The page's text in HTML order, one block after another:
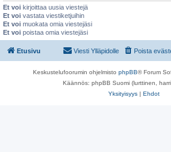
Et voi kirjoittaa uusia viestejä
Et voi vastata viestiketjuihin
Et voi muokata omia viestejäsi
Et voi poistaa omia viestejäsi
Etusivu Poista
Viesti Ylläpidolle
Keskustelufoorumin ohjelmisto phpBB® Forum
Käännös: phpBB Suomi (lurttinen,
Yksityisyys | Ehdot